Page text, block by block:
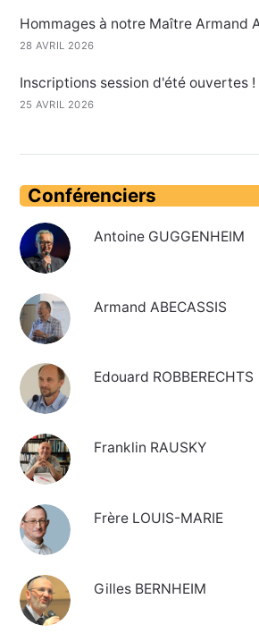
Hommages à notre Maître Armand
28 AVRIL 2026
Inscriptions session d'été ouvertes !
25 AVRIL 2026
Conférenciers
Antoine GUGGENHEIM
Armand ABECASSIS
Edouard ROBBERECHTS
Franklin RAUSKY
Frère LOUIS-MARIE
Gilles BERNHEIM